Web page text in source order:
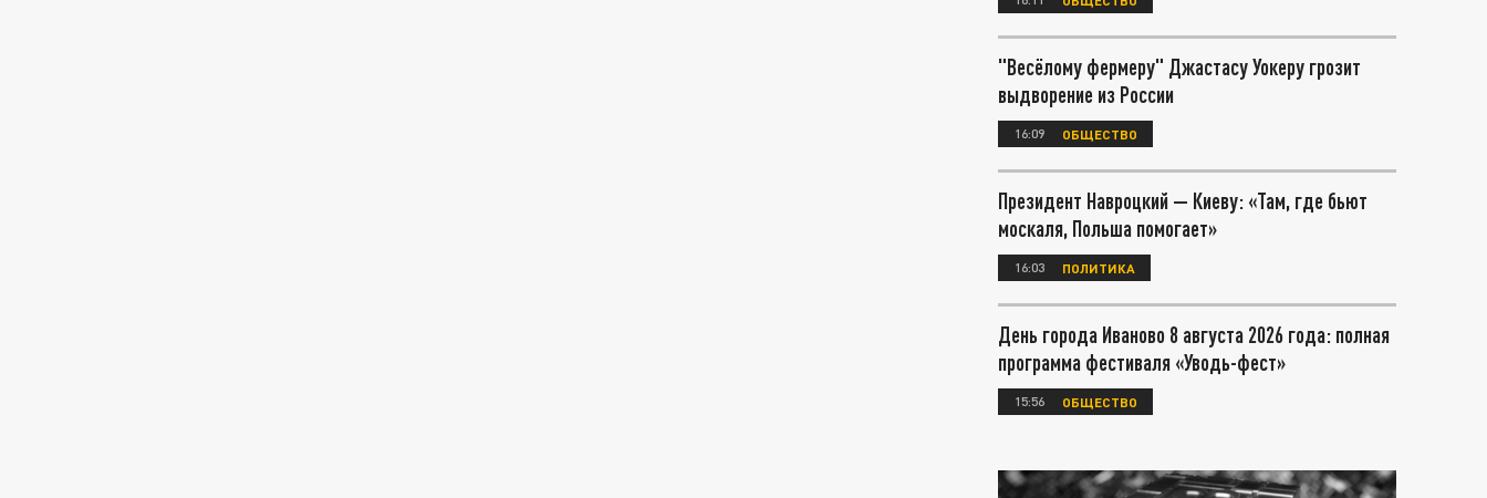
"Весёлому фермеру" Джастасу Уокеру грозит
выдворение из России
16:09 ОБЩЕСТВО
Президент Навроцкий — Киеву: «Там, где бьют
москаля, Польша помогает»
16:03 ПОЛИТИКА
День города Иваново 8 августа 2026 года: полная
программа фестиваля «Уводь-фест»
15:56 ОБЩЕСТВО